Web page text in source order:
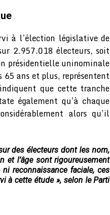
à l’élection législative de
2.957.018 électeurs, soit
présidentielle uninominale
65 ans et plus, représentent
que cette tranche
également qu’à chaque
alors qu’il
des électeurs dont les nom,
et l’âge sont rigoureusement
reconnaissance faciale, ces
à cette étude », selon le Parti